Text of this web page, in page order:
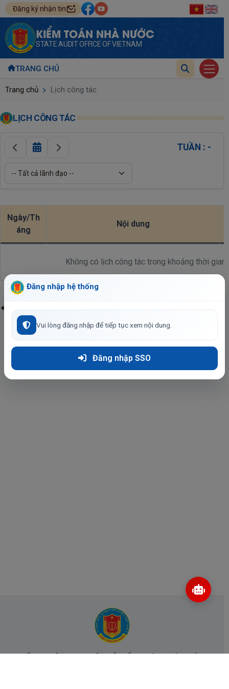
Đăng ký nhận tin
KIỂM TOÁN NHÀ NƯỚC
STATE AUDIT OFFICE OF VIETNAM
TRANG CHỦ
Trang chủ Lịch công tác
LỊCH CÔNG TÁC
TUẦN : -
Ngày/Th
áng
Nội dung
Không có lịch công tác trong khoảng thời gian
Quay lại
Đăng nhập hệ thống
Vui lòng đăng nhập để tiếp tục xem nội dung.
Đăng nhập SSO